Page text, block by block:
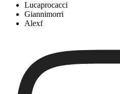
Lucaprocacci
Giannimorri
Alexf